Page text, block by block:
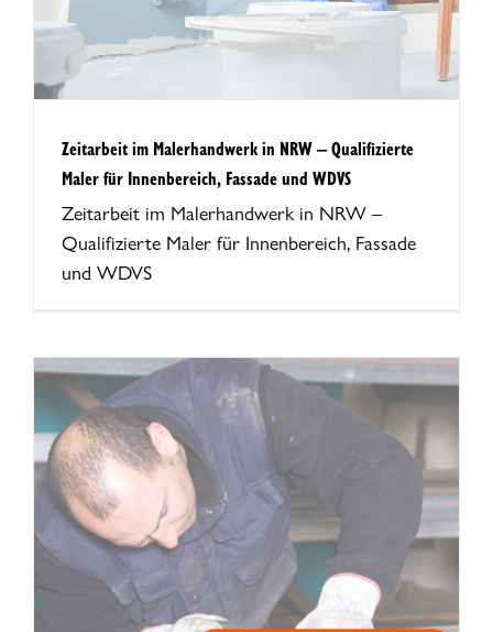
Zeitarbeit im Malerhandwerk in NRW – Qualifizierte
Maler für Innenbereich, Fassade und WDVS
Zeitarbeit im Malerhandwerk in NRW –
Qualifizierte Maler für Innenbereich, Fassade
und WDVS